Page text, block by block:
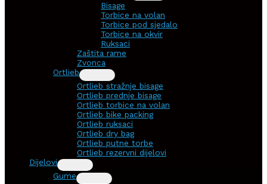
Bisage
Torbice na volan
Torbice pod sjedalo
Torbice na okvir
Ruksaci
Zaštita rame
Zvonca
Ortlieb
Ortlieb stražnje bisage
Ortlieb prednje bisage
Ortlieb torbice na volan
Ortlieb bike packing
Ortlieb ruksaci
Ortlieb dry bag
Ortlieb putne torbe
Ortlieb rezervni dijelovi
Dijelovi
Gume